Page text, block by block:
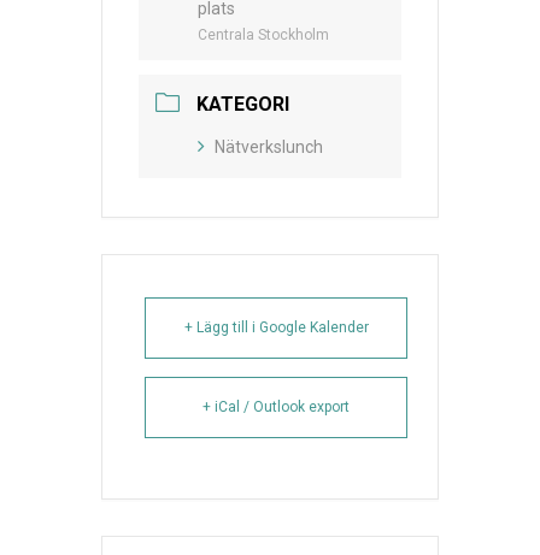
plats
Centrala Stockholm
KATEGORI
Nätverkslunch
+ Lägg till i Google Kalender
+ iCal / Outlook export